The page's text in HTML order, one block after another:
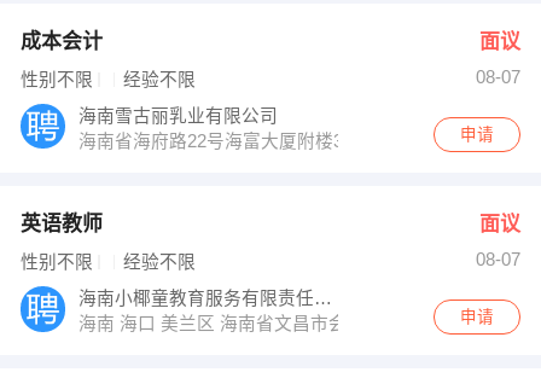
成本会计 面议
性别不限 经验不限
08-07
海南雪古丽乳业有限公司
海南省海府路22号海富大厦附楼301（军区二所院内）
申请
英语教师 面议
性别不限 经验不限
08-07
海南小椰童教育服务有限责任公司
海南 海口 美兰区 海南省文昌市会文镇小椰童教育申请